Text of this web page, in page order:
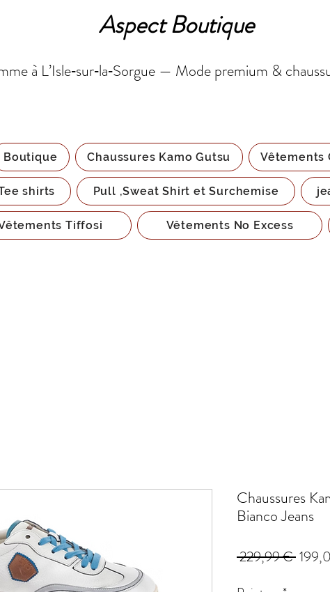
Aspect Boutique
à L’Isle‑sur‑la‑Sorgue — Mode premium &
Boutique Chaussures Kamo Gutsu Vêtements
shirts Pull ,Sweat Shirt et Surchemise
Tiffosi Vêtements No Excess
Chaussures
Bianco Jeans
229,99 € Prix